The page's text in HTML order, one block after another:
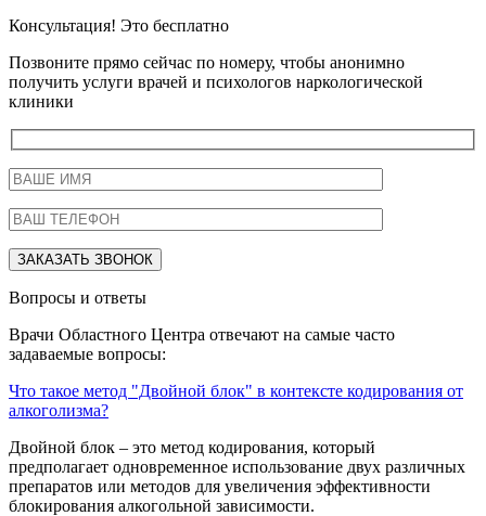
Консультация! Это бесплатно
Позвоните прямо сейчас по номеру, чтобы анонимно
получить услуги врачей и психологов наркологической
клиники
Вопросы и ответы
Врачи Областного Центра отвечают на самые часто
задаваемые вопросы:
Что такое метод "Двойной блок" в контексте кодирования от
алкоголизма?
Двойной блок – это метод кодирования, который
предполагает одновременное использование двух различных
препаратов или методов для увеличения эффективности
блокирования алкогольной зависимости.